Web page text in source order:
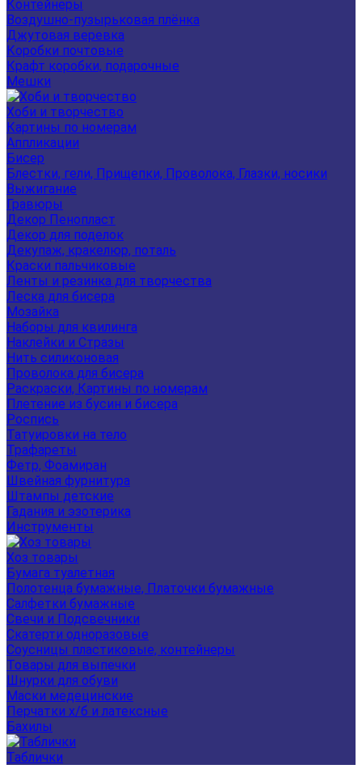
Контейнеры
Воздушно-пузырьковая плёнка
Джутовая веревка
Коробки почтовые
Крафт коробки, подарочные
Мешки
Хоби и творчество
Картины по номерам
Аппликации
Бисер
Блестки, гели, Прищепки, Проволока, Глазки, носики
Выжигание
Гравюры
Декор Пенопласт
Декор для поделок
Декупаж, кракелюр, поталь
Краски пальчиковые
Ленты и резинка для творчества
Леска для бисера
Мозайка
Наборы для квилинга
Наклейки и Стразы
Нить силиконовая
Проволока для бисера
Раскраски, Картины по номерам
Плетение из бусин и бисера
Роспись
Татуировки на тело
Трафареты
Фетр, Фоамиран
Швейная фурнитура
Штампы детские
Гадания и эзотерика
Инструменты
Хоз товары
Бумага туалетная
Полотенца бумажные, Платочки бумажные
Салфетки бумажные
Свечи и Подсвечники
Скатерти одноразовые
Соусницы пластиковые, контейнеры
Товары для выпечки
Шнурки для обуви
Маски медецинские
Перчатки х/б и латексные
Бахилы
Таблички